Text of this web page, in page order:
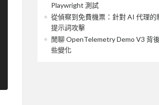
Playwright 測試
從偵察到免費機票：針對 AI 代理的
提示詞攻擊
閒聊 OpenTelemetry Demo V3 背
些變化